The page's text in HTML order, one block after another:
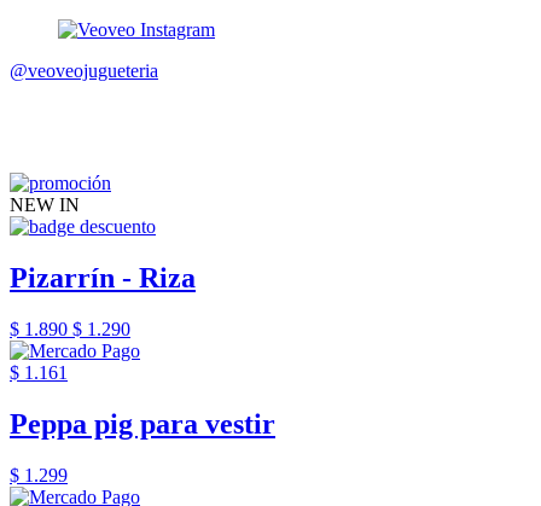
@veoveojugueteria
NEW IN
Pizarrín - Riza
$ 1.890 $ 1.290
$ 1.161
Peppa pig para vestir
$ 1.299